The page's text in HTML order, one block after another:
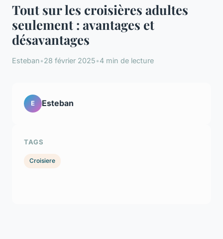
Tout sur les croisières adultes
seulement : avantages et
désavantages
Esteban•28 février 2025•4 min de lecture
E Esteban
TAGS
Croisiere